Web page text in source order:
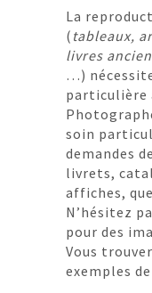
La
( tableaux,
livres
…)
particulière
soin
demandes
livrets,
affiches,
N’hésitez
pour des
Vous
exemples